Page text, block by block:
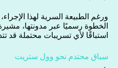
ورغم الطبيعة السرية لهذا
الخطوة رسميًا عبر مدونتها،
استباقًا لأي تسريبات محتملة قد
سباق محتدم نحو وول ستريت